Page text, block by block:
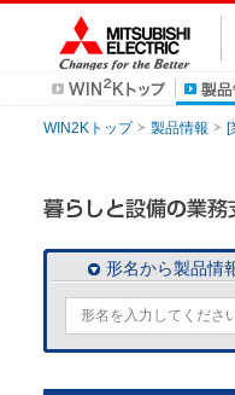
WIN2Kトップ 製品情報 [
形名から製品情